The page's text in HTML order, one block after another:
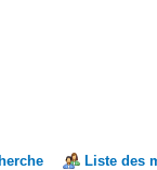
Liste des